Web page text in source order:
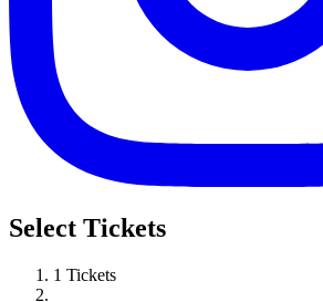
Select Tickets
1 Tickets